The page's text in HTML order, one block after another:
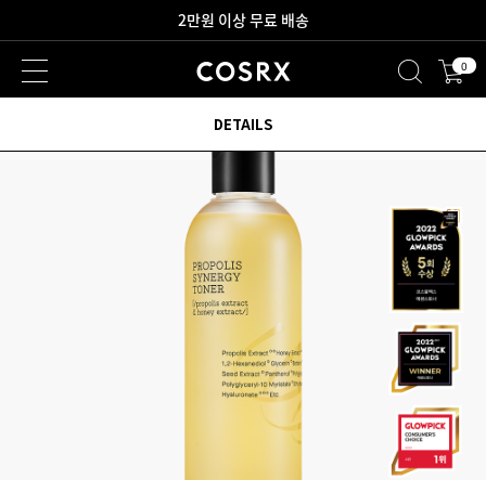
2만원 이상 무료 배송
새로워진 회원 혜택을 만나보세요! 0
DETAILS